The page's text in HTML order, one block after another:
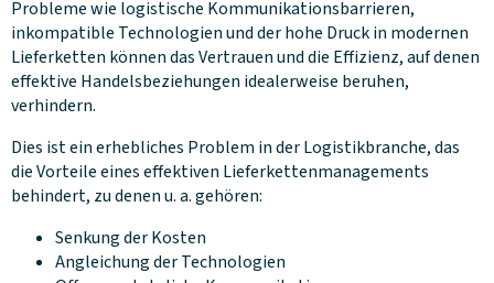
Probleme wie logistische Kommunikationsbarrieren,
inkompatible Technologien und der hohe Druck in modernen
Lieferketten können das Vertrauen und die Effizienz, auf denen
effektive Handelsbeziehungen idealerweise beruhen,
verhindern.
Dies ist ein erhebliches Problem in der Logistikbranche, das
die Vorteile eines effektiven Lieferkettenmanagements
behindert, zu denen u. a. gehören:
Senkung der Kosten
Angleichung der Technologien